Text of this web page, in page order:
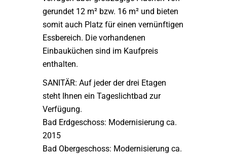
gerundet 12 m² bzw. 16 m² und bieten
somit auch Platz für einen vernünftigen
Essbereich. Die vorhandenen
Einbauküchen sind im Kaufpreis
enthalten.
SANITÄR: Auf jeder der drei Etagen
steht Ihnen ein Tageslichtbad zur
Verfügung.
Bad Erdgeschoss: Modernisierung ca.
2015
Bad Obergeschoss: Modernisierung ca.